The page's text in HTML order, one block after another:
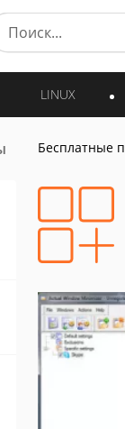
LINUX
Бесплатные